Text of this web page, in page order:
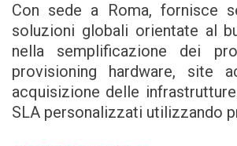
Con sede a Roma, fornisce
soluzioni globali orientate al
nella semplificazione dei
provisioning hardware, site
acquisizione delle
SLA personalizzati utilizzando